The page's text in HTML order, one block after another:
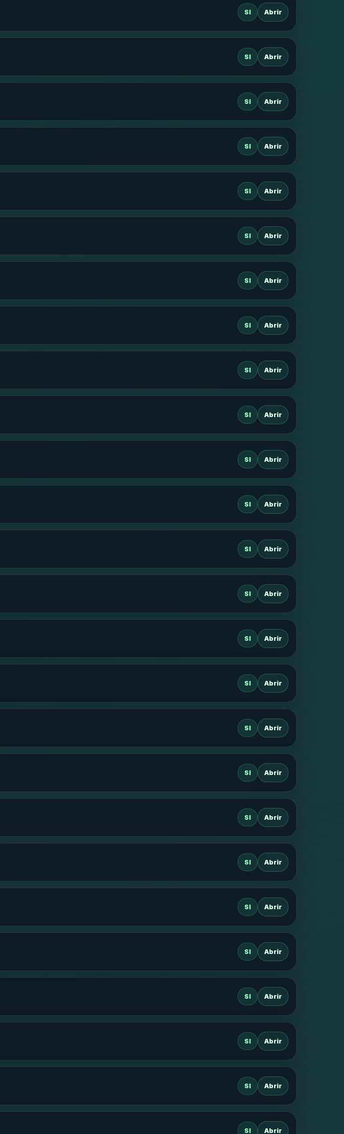
SI Abrir
SI Abrir
SI Abrir
SI Abrir
SI Abrir
SI Abrir
SI Abrir
SI Abrir
SI Abrir
SI Abrir
SI Abrir
SI Abrir
SI Abrir
SI Abrir
SI Abrir
SI Abrir
SI Abrir
SI Abrir
SI Abrir
SI Abrir
SI Abrir
SI Abrir
SI Abrir
SI Abrir
SI Abrir
SI Abrir